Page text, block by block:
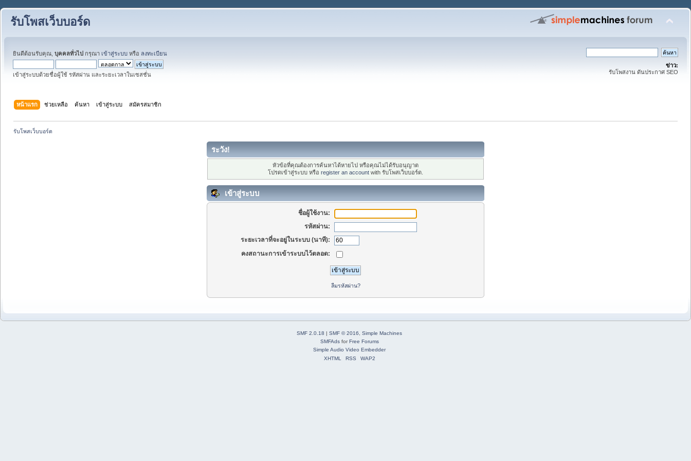
รับโพสเว็บบอร์ด
ยินดีต้อนรับคุณ, บุคคลทั่วไป กรุณา เข้าสู่ระบบ หรือ ลงทะเบียน
เข้าสู่ระบบด้วยชื่อผู้ใช้ รหัสผ่าน และระยะเวลาในเซสชั่น
ข่าว:
รับโพสงาน ดันประกาศ SEO
หน้าแรก ช่วยเหลือ ค้นหา เข้าสู่ระบบ สมัครสมาชิก
รับโพสเว็บบอร์ด
ระวัง!
หัวข้อที่คุณต้องการค้นหาได้หายไป หรือคุณไม่ได้รับอนุญาต
โปรดเข้าสู่ระบบ หรือ register an account with รับโพสเว็บบอร์ด.
เข้าสู่ระบบ
ชื่อผู้ใช้งาน:
รหัสผ่าน:
ระยะเวลาที่จะอยู่ในระบบ (นาที):
คงสถานะการเข้าระบบไว้ตลอด:
ลืมรหัสผ่าน?
SMF 2.0.18 | SMF © 2016
Simple Machines
SMFAdsforFree Forums
Simple Audio Video Embedder
XHTML
RSS WAP2